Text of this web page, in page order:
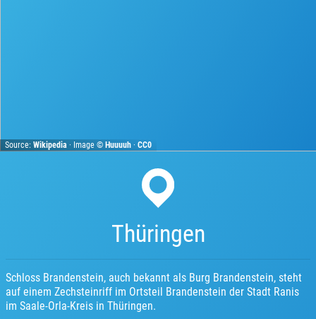
Source:Wikipedia · Image ©Huuuuh ·CC0
Thüringen
Schloss Brandenstein, auch bekannt als Burg Brandenstein, steht
auf einem Zechsteinriff im Ortsteil Brandenstein der Stadt Ranis
im Saale-Orla-Kreis in Thüringen.